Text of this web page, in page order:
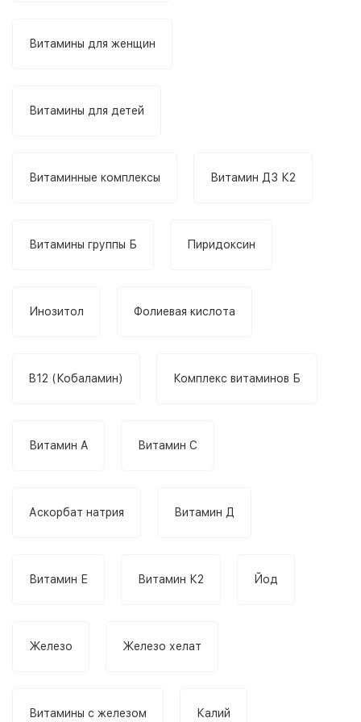
Витамины для женщин
Витамины для детей
Витаминные комплексы Витамин Д3 К2
Витамины группы Б Пиридоксин
Инозитол Фолиевая кислота
B12 (Кобаламин) Комплекс витаминов Б
Витамин A Витамин C
Аскорбат натрия Витамин Д
Витамин Е Витамин К2 Йод
Железо Железо хелат
Витамины с железом Калий